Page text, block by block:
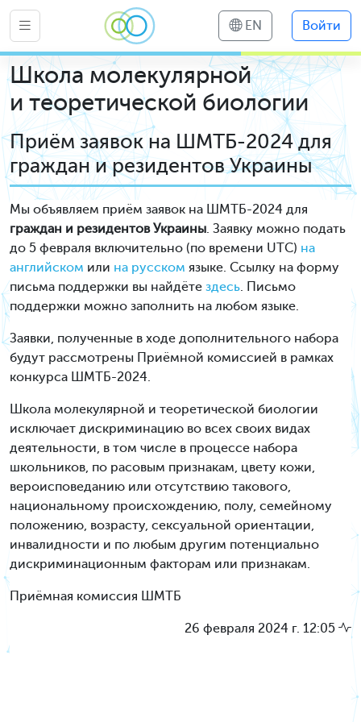
EN Войти
Школа молекулярной
и теоретической биологии
Приём заявок на ШМТБ-2024 для
граждан и резидентов Украины
Мы объявляем приём заявок на ШМТБ-2024 для
граждан и резидентов Украины. Заявку можно подать
до 5 февраля включительно (по времени UTC) на
английском или на русском языке. Ссылку на форму
письма поддержки вы найдёте здесь. Письмо
поддержки можно заполнить на любом языке.
Заявки, полученные в ходе дополнительного набора
будут рассмотрены Приёмной комиссией в рамках
конкурса ШМТБ-2024.
Школа молекулярной и теоретической биологии
исключает дискриминацию во всех своих видах
деятельности, в том числе в процессе набора
школьников, по расовым признакам, цвету кожи,
вероисповеданию или отсутствию такового,
национальному происхождению, полу, семейному
положению, возрасту, сексуальной ориентации,
инвалидности и по любым другим потенциально
дискриминационным факторам или признакам.
Приёмная комиссия ШМТБ
26 февраля 2024 г. 12:05